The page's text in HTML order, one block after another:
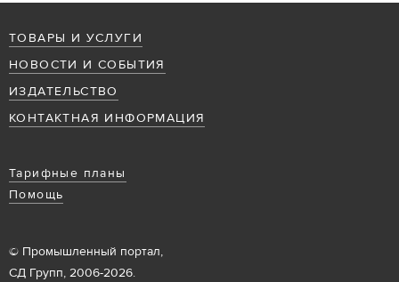
ТОВАРЫ И УСЛУГИ
НОВОСТИ И СОБЫТИЯ
ИЗДАТЕЛЬСТВО
КОНТАКТНАЯ ИНФОРМАЦИЯ
Тарифные планы
Помощь
© Промышленный портал,
СД Групп, 2006-2026.